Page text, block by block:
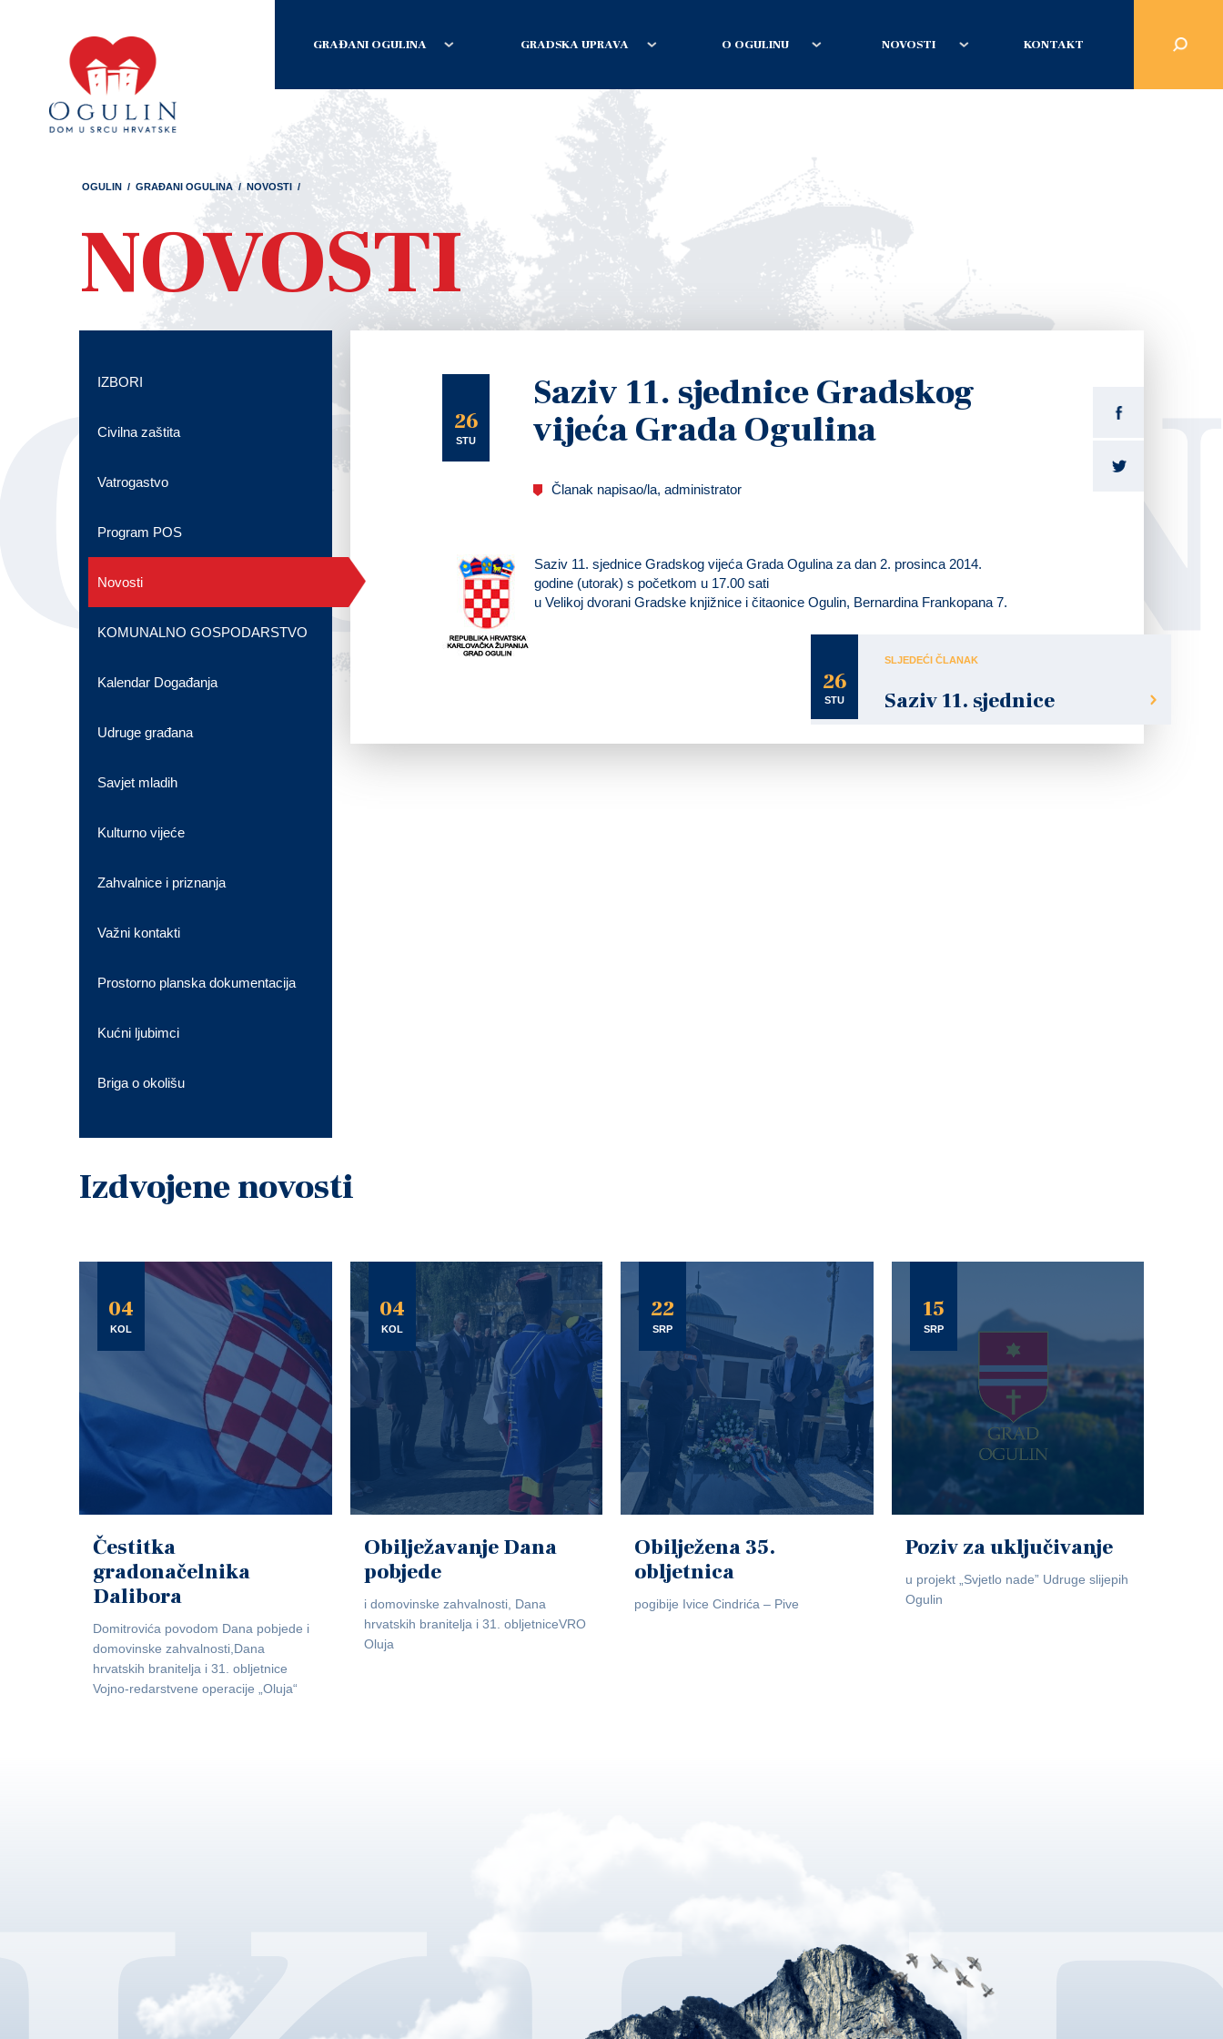
GRAĐANI OGULINA GRADSKA UPRAVA O OGULINU NOVOSTI KONTAKT
OGULIN / GRAĐANI OGULINA / NOVOSTI /
NOVOSTI
26
STU
Saziv 11. sjednice Gradskog
vijeća Grada Ogulina
Članak napisao/la, administrator
Saziv 11. sjednice Gradskog vijeća Grada Ogulina za dan 2. prosinca 2014.
godine (utorak) s početkom u 17.00 sati
u Velikoj dvorani Gradske knjižnice i čitaonice Ogulin, Bernardina Frankopana 7.
26
STU
SLJEDEĆI ČLANAK
Saziv 11. sjednice
IZBORI
Civilna zaštita
Vatrogastvo
Program POS
Novosti
KOMUNALNO GOSPODARSTVO
Kalendar Događanja
Udruge građana
Savjet mladih
Kulturno vijeće
Zahvalnice i priznanja
Važni kontakti
Prostorno planska dokumentacija
Kućni ljubimci
Briga o okolišu
Izdvojene novosti
04
KOL
Čestitka
gradonačelnika
Dalibora
Domitrovića povodom Dana pobjede i
domovinske zahvalnosti,Dana
hrvatskih branitelja i 31. obljetnice
Vojno-redarstvene operacije „Oluja“
04
KOL
Obilježavanje Dana
pobjede
i domovinske zahvalnosti, Dana
hrvatskih branitelja i 31. obljetniceVRO
Oluja
22
SRP
Obilježena 35.
obljetnica
pogibije Ivice Cindrića – Pive
15
SRP
Poziv za uključivanje
u projekt „Svjetlo nade” Udruge slijepih
Ogulin